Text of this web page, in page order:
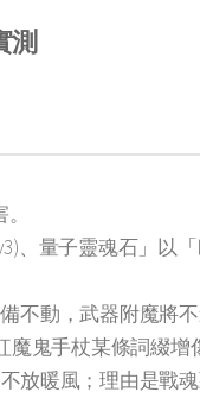
測
、量子靈魂石」以
不動，武器附魔將不
鬼手杖某條詞綴增
放暖風；理由是戰